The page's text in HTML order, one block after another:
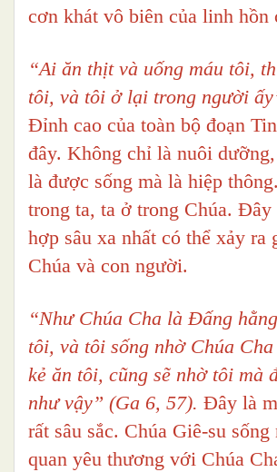
cơn khát vô biên của linh hồn
“Ai ăn thịt và uống máu tôi,
tôi, và tôi ở lại trong người
Đỉnh cao của toàn bộ đoạn
đây. Không chỉ là nuôi
là được sống mà là hiệp
trong ta, ta ở trong Chúa. Đây
hợp sâu xa nhất có thể xảy ra
Chúa và con người.
“Như Chúa Cha là Đấng
tôi, và tôi sống nhờ Chúa
kẻ ăn tôi, cũng sẽ nhờ tôi mà
như vậy” (Ga 6, 57). Đây là
rất sâu sắc. Chúa Giê-su
quan yêu thương với Chúa